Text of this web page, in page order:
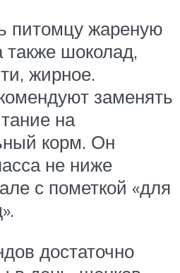
питомцу жареную
шоколад,
жирное.
заменять
на
корм. Он
не ниже
с пометкой «для
достаточно